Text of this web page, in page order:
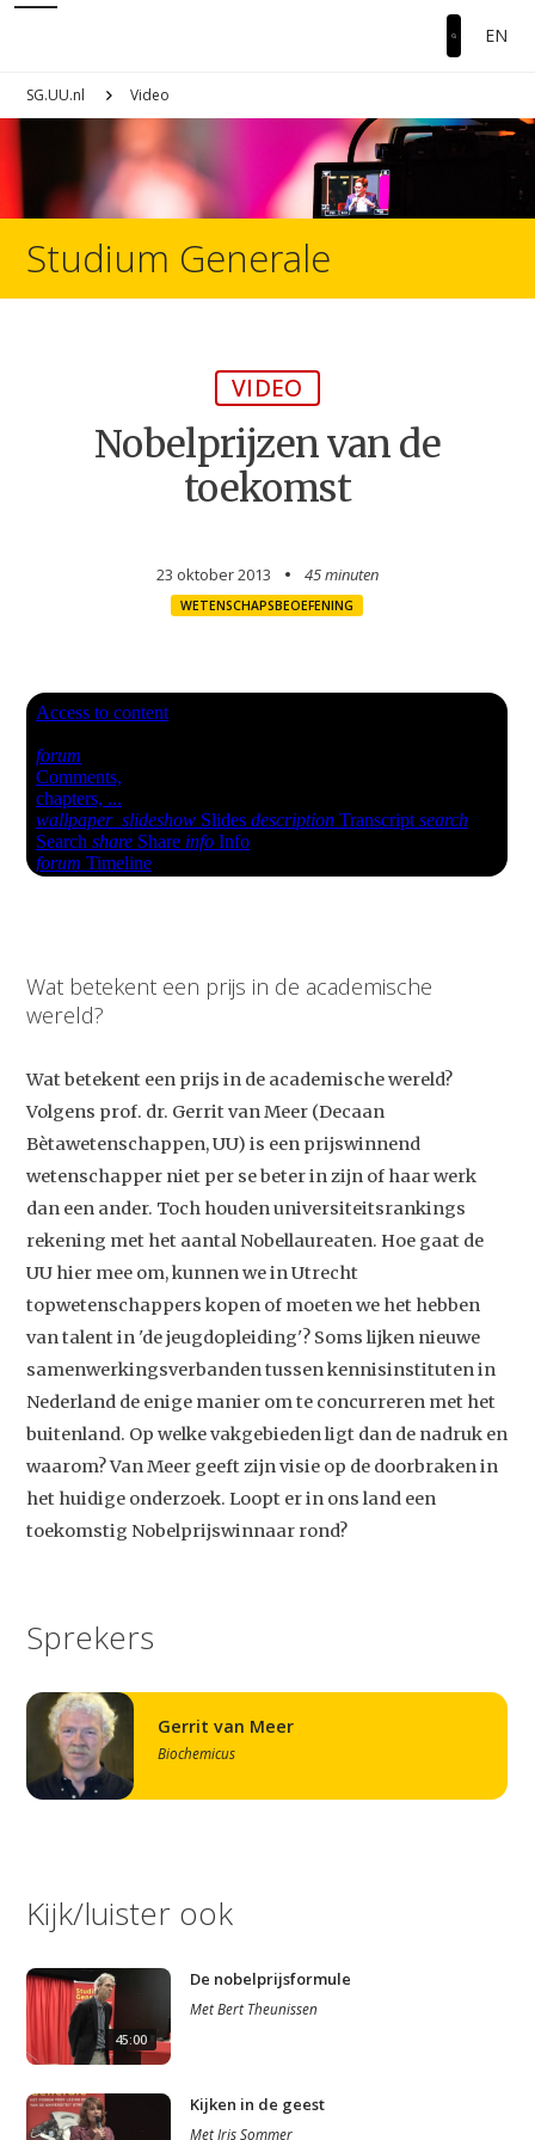
EN
SG.UU.nl Video
Studium Generale
VIDEO
Nobelprijzen van de
toekomst
23 oktober 2013 45 minuten
WETENSCHAPSBEOEFENING
Wat betekent een prijs in de academische
wereld?
Wat betekent een prijs in de academische wereld?
Volgens prof. dr. Gerrit van Meer (Decaan
Bètawetenschappen, UU) is een prijswinnend
wetenschapper niet per se beter in zijn of haar werk
dan een ander. Toch houden universiteitsrankings
rekening met het aantal Nobellaureaten. Hoe gaat de
UU hier mee om, kunnen we in Utrecht
topwetenschappers kopen of moeten we het hebben
van talent in 'de jeugdopleiding'? Soms lijken nieuwe
samenwerkingsverbanden tussen kennisinstituten in
Nederland de enige manier om te concurreren met het
buitenland. Op welke vakgebieden ligt dan de nadruk en
waarom? Van Meer geeft zijn visie op de doorbraken in
het huidige onderzoek. Loopt er in ons land een
toekomstig Nobelprijswinnaar rond?
Sprekers
Gerrit van Meer
Biochemicus
Kijk/luister ook
45:00
De nobelprijsformule
MetBert Theunissen
Kijken in de geest
MetIris Sommer